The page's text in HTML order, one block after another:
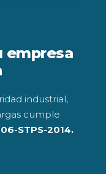
empresa
industrial,
cumple
STPS-2014.